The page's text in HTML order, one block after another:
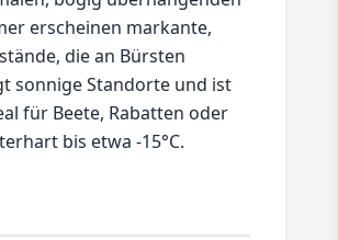
erscheinen markante,
die an Bürsten
sonnige Standorte und ist
für Beete, Rabatten oder
bis etwa -15°C.